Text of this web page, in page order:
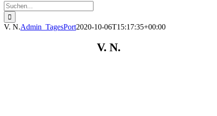
Suche
nach:
V. N.Admin_TagesPort2020-10-06T15:17:35+00:00
V. N.